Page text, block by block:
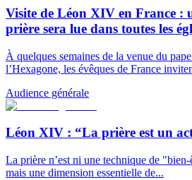
Visite de Léon XIV en France :
prière sera lue dans toutes les
À quelques semaines de la venue du
l’Hexagone, les évêques de France
Audience générale
Léon XIV : “La prière est un
La prière n’est ni une technique de
mais une dimension essentielle de...